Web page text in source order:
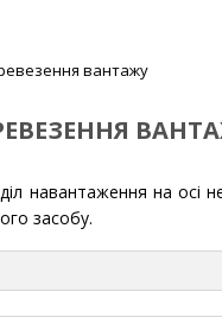
вантажу
навантаження на осі
засобу.